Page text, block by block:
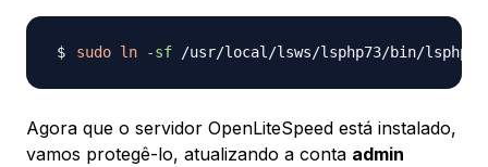
sudo ln -sf
Agora que o servidor OpenLiteSpeed está instalado,
vamos protegê-lo, atualizando a conta admin